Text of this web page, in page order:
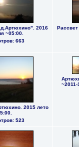
2016
~05:00.
663
2015 лето
523
~2011-